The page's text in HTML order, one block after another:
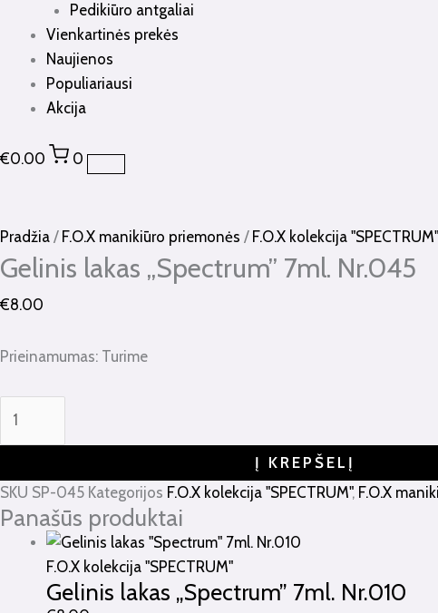
Pedikiūro antgaliai
Vienkartinės prekės
Naujienos
Populiariausi
Akcija
€0.00 0
Pradžia / F.O.X manikiūro priemonės / F.O.X kolekcija "SPECTRUM"
Gelinis lakas „Spectrum” 7ml. Nr.045
€8.00
Prieinamumas: Turime
Gelinis
lakas
"Spectrum"
7ml.
Į KREPŠELĮ
SKU SP-045 Kategorijos F.O.X kolekcija "SPECTRUM", F.O.X
Panašūs produktai
F.O.X kolekcija "SPECTRUM"
Gelinis lakas „Spectrum” 7ml. Nr.010